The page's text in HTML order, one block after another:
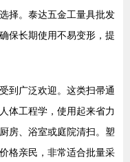
择。泰达五金工量具批发
保长期使用不易变形，提
到广泛欢迎。这类扫帚通
体工程学，使用起来省力
房、浴室或庭院清扫。塑
格亲民，非常适合批量采